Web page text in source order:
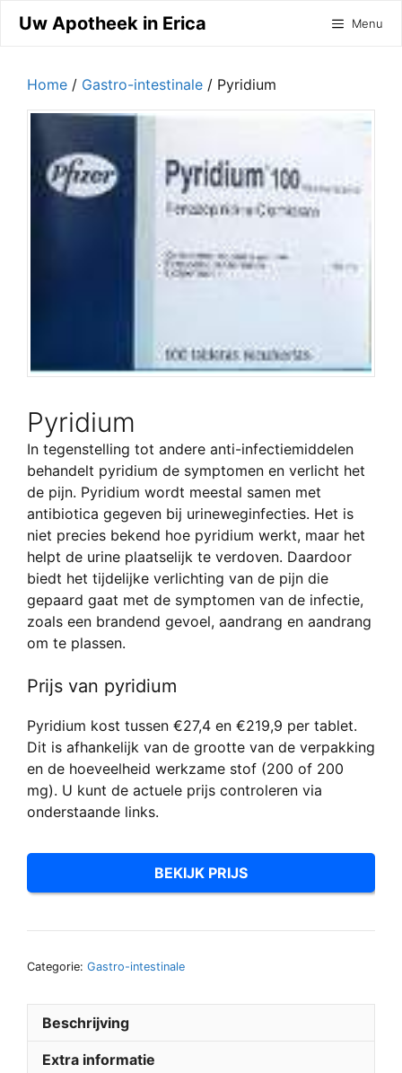
naar
inhoud
Uw Apotheek in Erica Menu
Home / Gastro-intestinale / Pyridium
Pyridium
In tegenstelling tot andere anti-infectiemiddelen
behandelt pyridium de symptomen en verlicht het
de pijn. Pyridium wordt meestal samen met
antibiotica gegeven bij urineweginfecties. Het is
niet precies bekend hoe pyridium werkt, maar het
helpt de urine plaatselijk te verdoven. Daardoor
biedt het tijdelijke verlichting van de pijn die
gepaard gaat met de symptomen van de infectie,
zoals een brandend gevoel, aandrang en aandrang
om te plassen.
Prijs van pyridium
Pyridium kost tussen €27,4 en €219,9 per tablet.
Dit is afhankelijk van de grootte van de verpakking
en de hoeveelheid werkzame stof (200 of 200
mg). U kunt de actuele prijs controleren via
onderstaande links.
BEKIJK PRIJS
Categorie: Gastro-intestinale
Beschrijving
Extra informatie